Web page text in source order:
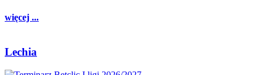
więcej ...
Lechia